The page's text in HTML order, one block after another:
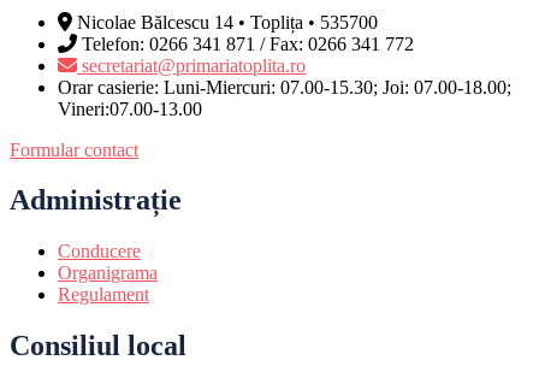
Nicolae Bălcescu 14 • Toplița • 535700
Telefon: 0266 341 871 / Fax: 0266 341 772
secretariat@primariatoplita.ro
Orar casierie: Luni-Miercuri: 07.00-15.30; Joi: 07.00-18.00;
Vineri:07.00-13.00
Formular contact
Administrație
Conducere
Organigrama
Regulament
Consiliul local